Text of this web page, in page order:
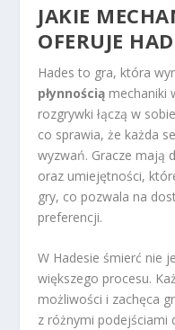
JAKIE
OFERUJE
Hades to gra, która
płynnością mechaniki
rozgrywki łączą w
co sprawia, że każda
wyzwań. Gracze mają
oraz umiejętności,
gry, co pozwala na
preferencji.
W Hadesie śmierć nie
większego procesu.
możliwości i zachęca
z różnymi podejściami